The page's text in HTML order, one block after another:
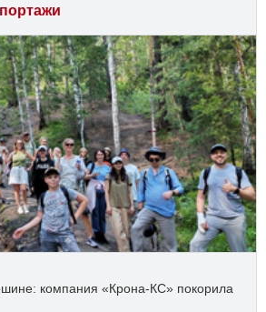
компания «Крона‑КС» покорила